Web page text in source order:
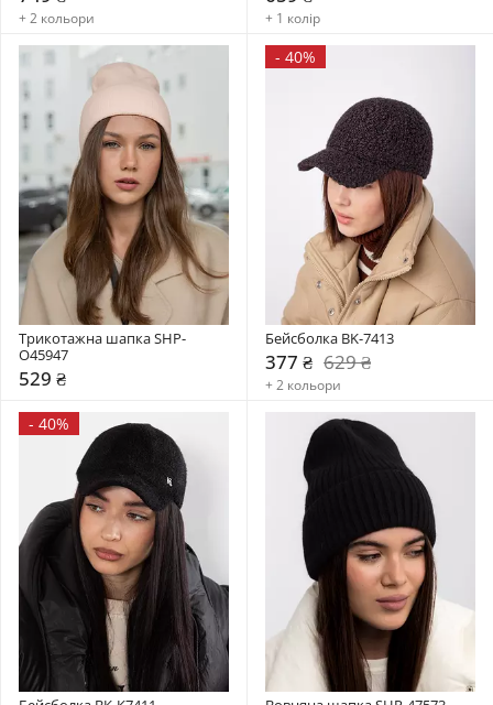
+ 2 кольори + 1 колір
Трикотажна шапка SHP-
О45947
529 ₴
- 40%
Бейсболка BK-7413
377 ₴ 629 ₴
+ 2 кольори
- 40%